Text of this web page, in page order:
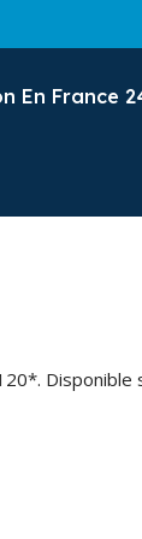
En France
Disponible